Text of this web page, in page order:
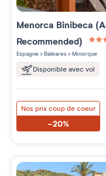
Menorca Binibeca
Recommended)
3
Espagne>Baléares>Minorque
Disponible avec vol
Nos prix coup de coeur
-20%